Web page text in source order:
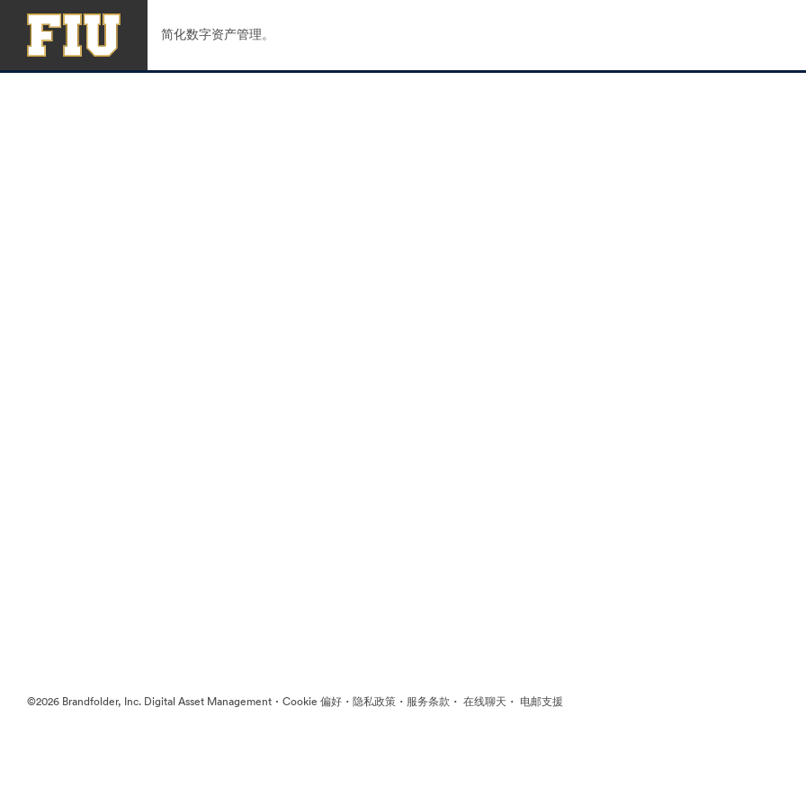
简化数字资产管理。
©2026 Brandfolder, Inc. Digital Asset Management · Cookie 偏好 · 隐私政策 · 服务条款 · 在线聊天 · 电邮支援